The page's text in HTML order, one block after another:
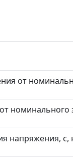
от
номинального
напряжения, с,